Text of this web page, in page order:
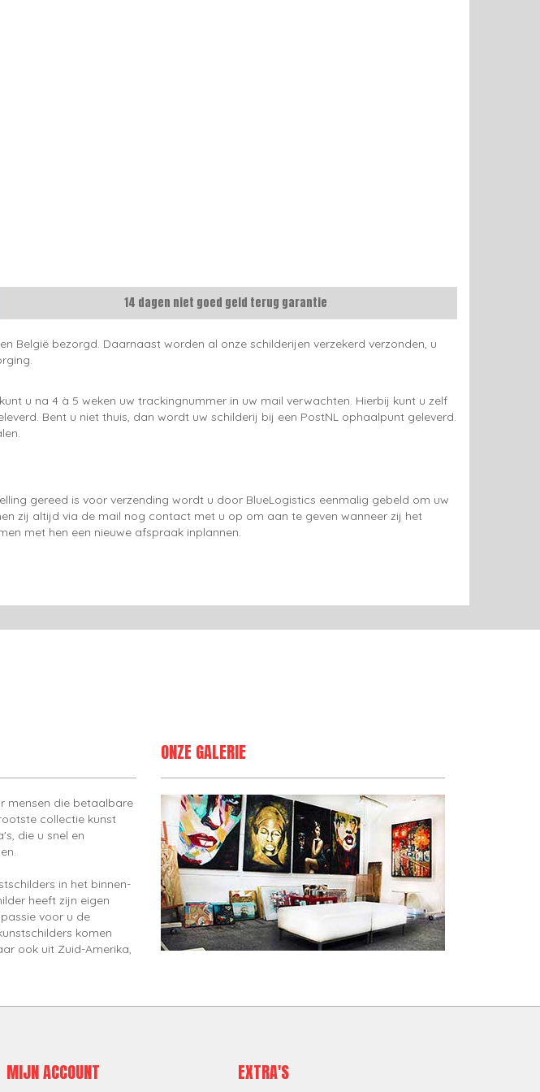
14 dagen niet goed geld terug garantie
België bezorgd. Daarnaast worden al onze schilderijen verzekerd verzonden, u
u na 4 à 5 weken uw trackingnummer in uw mail verwachten. Hierbij kunt u zelf
Bent u niet thuis, dan wordt uw schilderij bij een PostNL ophaalpunt geleverd.
gereed is voor verzending wordt u door BlueLogistics eenmalig gebeld om uw
zij altijd via de mail nog contact met u op om aan te geven wanneer zij het
met hen een nieuwe afspraak inplannen.
mensen die betaalbare
collectie kunst
die u snel en
in het binnen-
heeft zijn eigen
voor u de
komen
ook uit Zuid-Amerika,
ONZE GALERIE
MIJN ACCOUNT EXTRA'S